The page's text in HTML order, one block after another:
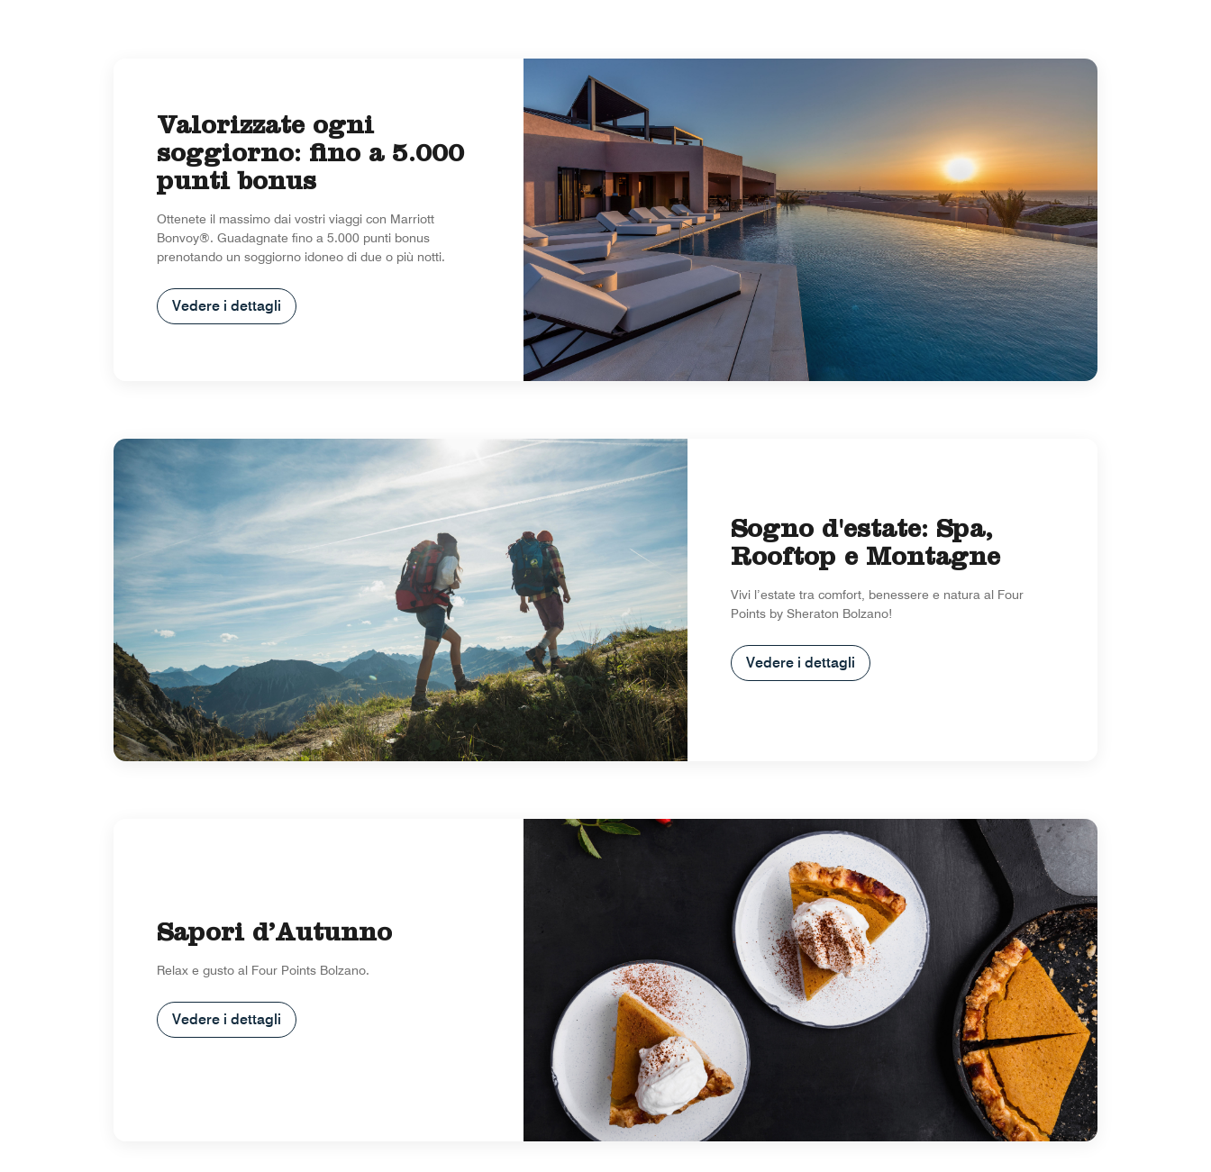
Valorizzate ogni
soggiorno: fino a 5.000
punti bonus
Ottenete il massimo dai vostri viaggi con Marriott
Bonvoy®. Guadagnate fino a 5.000 punti bonus
prenotando un soggiorno idoneo di due o più notti.
Vedere i dettagli
Sogno d'estate: Spa,
Rooftop e Montagne
Vivi l’estate tra comfort, benessere e natura al Four
Points by Sheraton Bolzano!
Vedere i dettagli
Sapori d’Autunno
Relax e gusto al Four Points Bolzano.
Vedere i dettagli